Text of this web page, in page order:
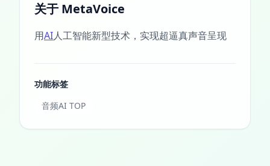
关于 MetaVoice
用AI人工智能新型技术，实现超逼真声音呈现
功能标签
音频AI TOP